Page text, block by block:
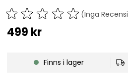
(Inga
499 kr
Finns i lager